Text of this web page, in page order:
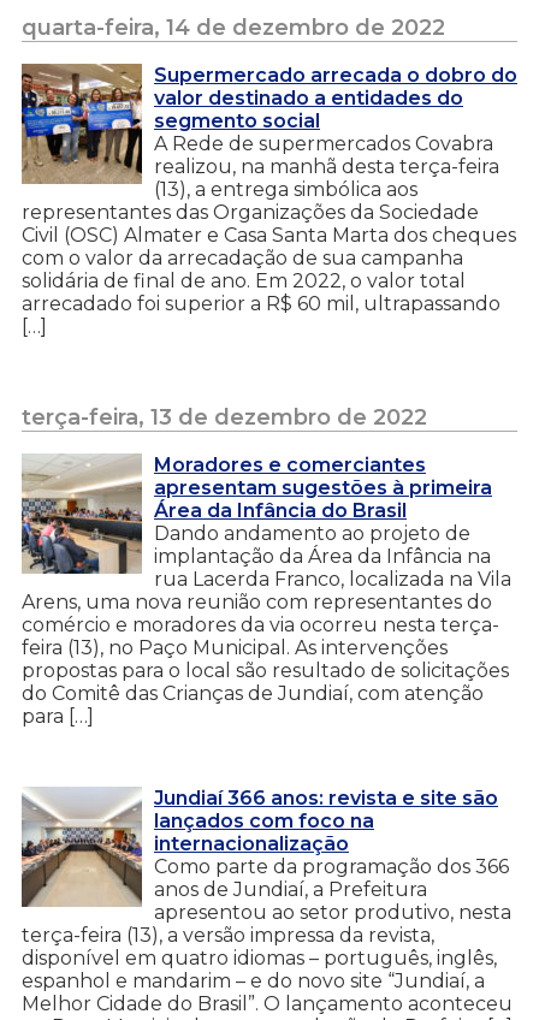
quarta-feira, 14 de dezembro de 2022
Supermercado arrecada o dobro do
valor destinado a entidades do
segmento social
A Rede de supermercados Covabra
realizou, na manhã desta terça-feira
(13), a entrega simbólica aos
representantes das Organizações da Sociedade
Civil (OSC) Almater e Casa Santa Marta dos cheques
com o valor da arrecadação de sua campanha
solidária de final de ano. Em 2022, o valor total
arrecadado foi superior a R$ 60 mil, ultrapassando
[…]
terça-feira, 13 de dezembro de 2022
Moradores e comerciantes
apresentam sugestões à primeira
Área da Infância do Brasil
Dando andamento ao projeto de
implantação da Área da Infância na
rua Lacerda Franco, localizada na Vila
Arens, uma nova reunião com representantes do
comércio e moradores da via ocorreu nesta terça-
feira (13), no Paço Municipal. As intervenções
propostas para o local são resultado de solicitações
do Comitê das Crianças de Jundiaí, com atenção
para […]
Jundiaí 366 anos: revista e site são
lançados com foco na
internacionalização
Como parte da programação dos 366
anos de Jundiaí, a Prefeitura
apresentou ao setor produtivo, nesta
terça-feira (13), a versão impressa da revista,
disponível em quatro idiomas – português, inglês,
espanhol e mandarim – e do novo site “Jundiaí, a
Melhor Cidade do Brasil”. O lançamento aconteceu